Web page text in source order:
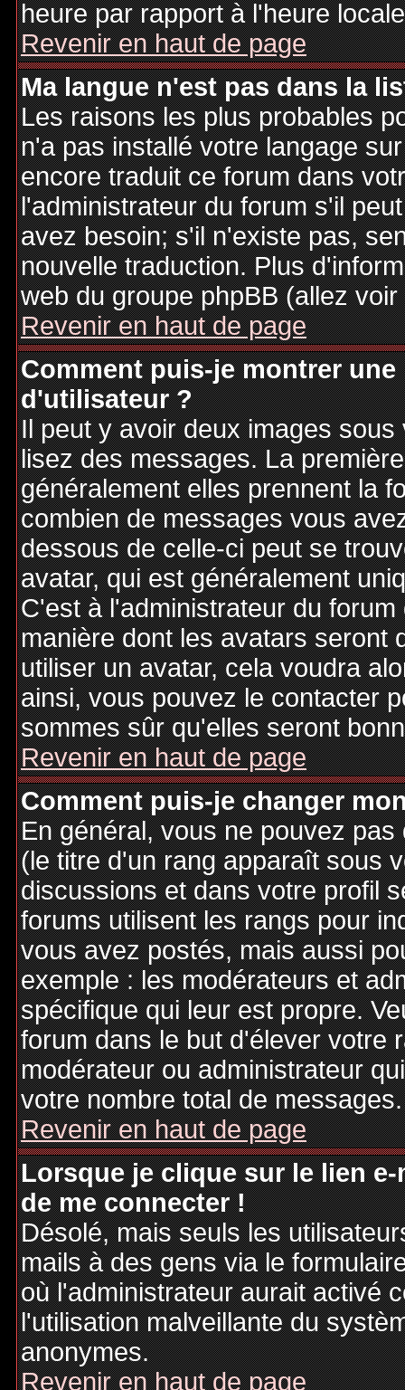
heure par rapport à l'heure
Revenir en haut de page
Ma langue n'est pas dans la
Les raisons les plus probables
n'a pas installé votre langage
encore traduit ce forum dans
l'administrateur du forum s'il
avez besoin; s'il n'existe pas,
nouvelle traduction. Plus
web du groupe phpBB (allez
Revenir en haut de page
Comment puis-je montrer
d'utilisateur ?
Il peut y avoir deux images
lisez des messages. La
généralement elles prennent la
combien de messages vous
dessous de celle-ci peut se
avatar, qui est généralement
C'est à l'administrateur du
manière dont les avatars seront
utiliser un avatar, cela voudra
ainsi, vous pouvez le contacter
sommes sûr qu'elles seront
Revenir en haut de page
Comment puis-je changer
En général, vous ne pouvez
(le titre d'un rang apparaît sous
discussions et dans votre profil
forums utilisent les rangs pour
vous avez postés, mais aussi
exemple : les modérateurs et
spécifique qui leur est propre.
forum dans le but d'élever votre
modérateur ou administrateur
votre nombre total de messages.
Revenir en haut de page
Lorsque je clique sur le lien
de me connecter !
Désolé, mais seuls les
mails à des gens via le
où l'administrateur aurait activé
l'utilisation malveillante du
anonymes.
Revenir en haut de page